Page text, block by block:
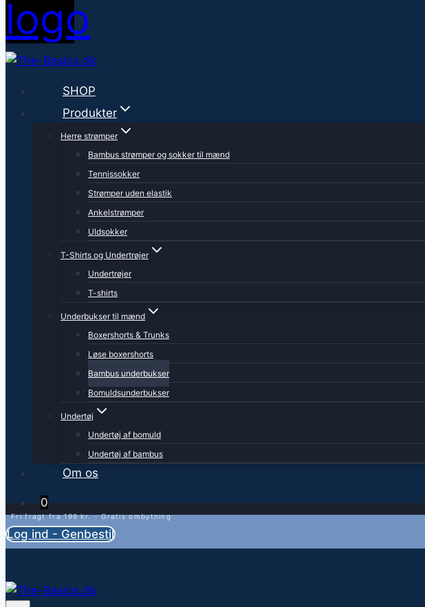
SHOP
Produkter
Herre strømper
Bambus strømper og sokker til mænd
Tennissokker
Strømper uden elastik
Ankelstrømper
Uldsokker
T-Shirts og Undertrøjer
Undertrøjer
T-shirts
Underbukser til mænd
Boxershorts & Trunks
Løse boxershorts
Bambus underbukser
Bomuldsunderbukser
Undertøj
Undertøj af bomuld
Undertøj af bambus
Om os
0
Fri fragt fra 199 kr. - Gratis ombytning
Log ind - Genbestil